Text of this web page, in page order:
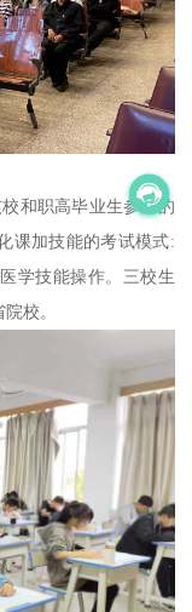
和职高毕业生参加的
课加技能的考试模式:
学技能操作。三校生
校。